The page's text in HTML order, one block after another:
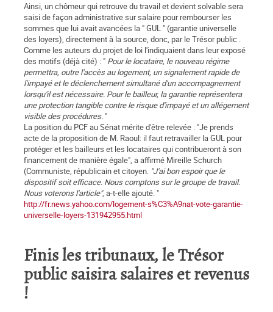
Ainsi, un chômeur qui retrouve du travail et devient solvable sera
saisi de façon administrative sur salaire pour rembourser les
sommes que lui avait avancées la " GUL " (garantie universelle
des loyers), directement à la source, donc, par le Trésor public .
Comme les auteurs du projet de loi l'indiquaient dans leur exposé
des motifs (déjà cité) : " Pour le locataire, le nouveau régime
permettra, outre l'accès au logement, un signalement rapide de
l'impayé et le déclenchement simultané d'un accompagnement
lorsqu'il est nécessaire. Pour le bailleur, la garantie représentera
une protection tangible contre le risque d'impayé et un allégement
visible des procédures."
La position du PCF au Sénat mérite d'être relevée : "Je prends
acte de la proposition de M. Raoul: il faut retravailler la GUL pour
protéger et les bailleurs et les locataires qui contribueront à son
financement de manière égale", a affirmé Mireille Schurch
(Communiste, républicain et citoyen. "J'ai bon espoir que le
dispositif soit efficace. Nous comptons sur le groupe de travail.
Nous voterons l'article", a-t-elle ajouté. "
http://fr.news.yahoo.com/logement-s%C3%A9nat-vote-garantie-
universelle-loyers-131942955.html
Finis les tribunaux, le Trésor
public saisira salaires et revenus
!